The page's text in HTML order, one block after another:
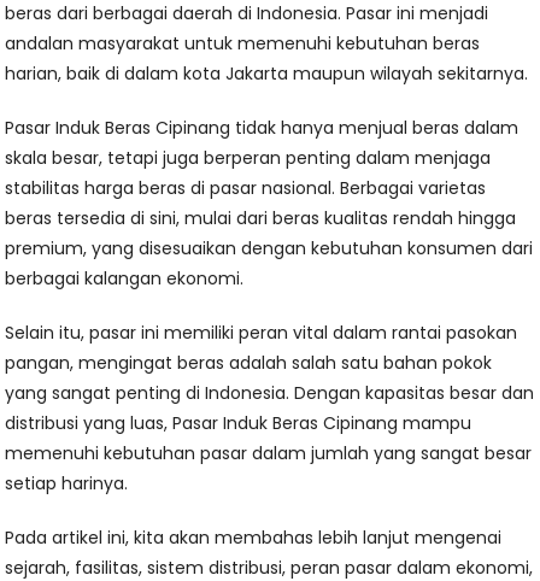
beras dari berbagai daerah di Indonesia. Pasar ini menjadi
andalan masyarakat untuk memenuhi kebutuhan beras
harian, baik di dalam kota Jakarta maupun wilayah sekitarnya.
Pasar Induk Beras Cipinang tidak hanya menjual beras dalam
skala besar, tetapi juga berperan penting dalam menjaga
stabilitas harga beras di pasar nasional. Berbagai varietas
beras tersedia di sini, mulai dari beras kualitas rendah hingga
premium, yang disesuaikan dengan kebutuhan konsumen dari
berbagai kalangan ekonomi.
Selain itu, pasar ini memiliki peran vital dalam rantai pasokan
pangan, mengingat beras adalah salah satu bahan pokok
yang sangat penting di Indonesia. Dengan kapasitas besar dan
distribusi yang luas, Pasar Induk Beras Cipinang mampu
memenuhi kebutuhan pasar dalam jumlah yang sangat besar
setiap harinya.
Pada artikel ini, kita akan membahas lebih lanjut mengenai
sejarah, fasilitas, sistem distribusi, peran pasar dalam ekonomi,